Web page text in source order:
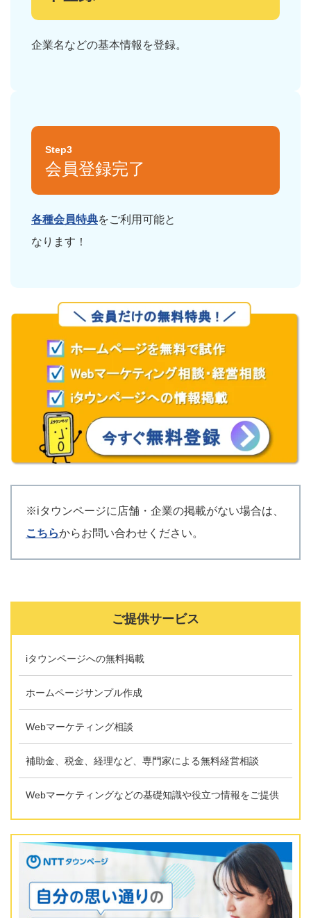
企業名などの基本情報を登録。
Step3
会員登録完了
各種会員特典をご利用可能と
なります！
※iタウンページに店舗・企業の掲載がない場合は、
こちらからお問い合わせください。
ご提供サービス
iタウンページへの無料掲載
ホームページサンプル作成
Webマーケティング相談
補助金、税金、経理など、専門家による無料経営相談
Webマーケティングなどの基礎知識や役立つ情報をご提供